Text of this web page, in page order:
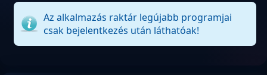
Az alkalmazás raktár legújabb programjai
csak bejelentkezés után láthatóak!